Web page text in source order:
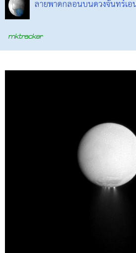
ลายพาดกลอนบนดวงจันทร์เอ